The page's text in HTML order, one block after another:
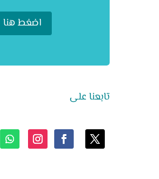
اضغط هنا
تابعنا على